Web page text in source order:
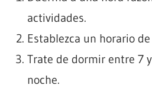
actividades.
Establezca un horario
Trate de dormir entre 7
noche.